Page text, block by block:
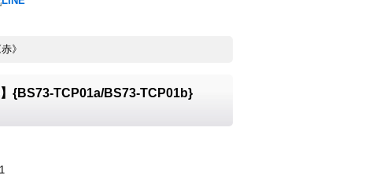
》
{BS73-TCP01a/BS73-TCP01b}